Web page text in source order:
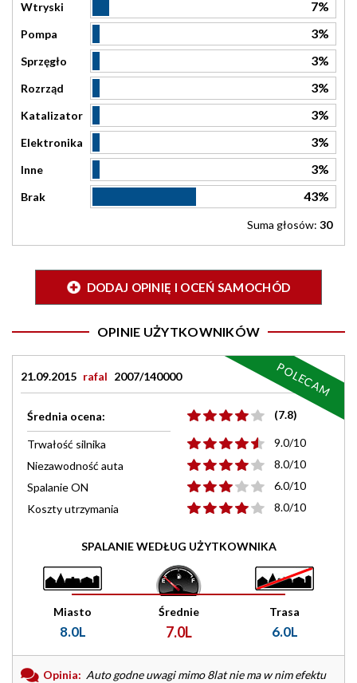
Wtryski 7%
Pompa 3%
Sprzęgło 3%
Rozrząd 3%
Katalizator 3%
Elektronika 3%
Inne 3%
Brak 43%
Suma głosów: 30
DODAJ OPINIĘ I OCEŃ SAMOCHÓD
OPINIE UŻYTKOWNIKÓW
21.09.2015 rafal 2007/140000
Średnia ocena: (7.8)
Trwałość silnika
9.0/10
Niezawodność auta
8.0/10
Spalanie ON
6.0/10
Koszty utrzymania
8.0/10
SPALANIE WEDŁUG UŻYTKOWNIKA
Miasto
8.0L
Średnie
7.0L
Trasa
6.0L
Opinia: Auto godne uwagi mimo 8lat nie ma w nim efektu
POLECAM